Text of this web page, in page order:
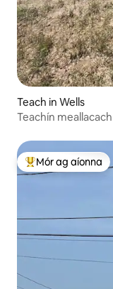
Teach in Wells
Teachín
An-mhór ag aíonna
Mór ag aíonna